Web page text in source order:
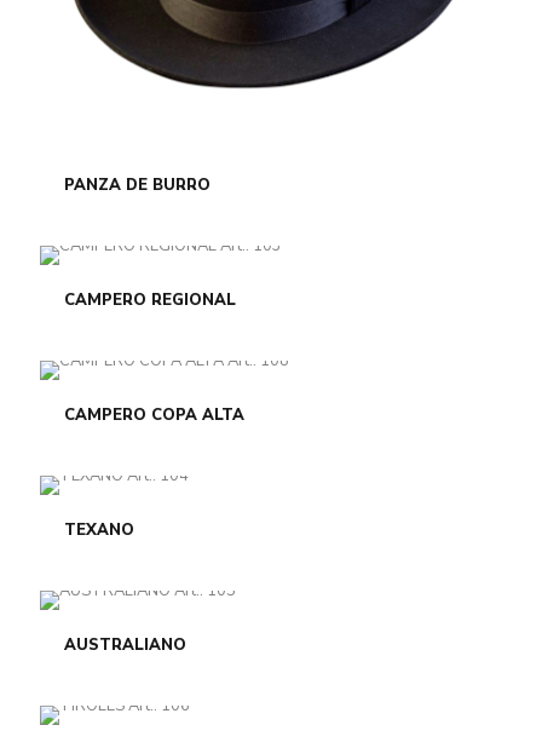
PANZA DE BURRO
CAMPERO REGIONAL
CAMPERO COPA ALTA
TEXANO
AUSTRALIANO